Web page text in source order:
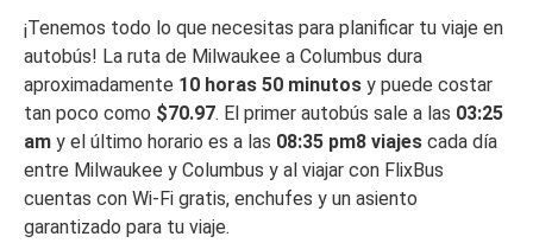
¡Tenemos todo lo que necesitas para planificar tu viaje en
autobús! La ruta de Milwaukee a Columbus dura
aproximadamente 10 horas 50 minutos y puede costar
tan poco como $70.97. El primer autobús sale a las 03:25
am y el último horario es a las 08:35 pm8 viajes cada día
entre Milwaukee y Columbus y al viajar con FlixBus
cuentas con Wi-Fi gratis, enchufes y un asiento
garantizado para tu viaje.